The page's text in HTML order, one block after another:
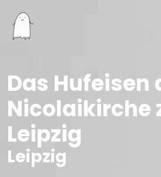
Das Hufeisen
Nicolaikirche
Leipzig
Leipzig